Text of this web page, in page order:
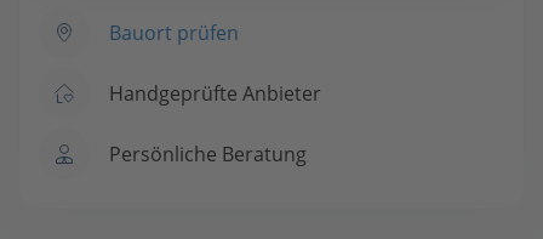
Bauort prüfen
Handgeprüfte Anbieter
Persönliche Beratung